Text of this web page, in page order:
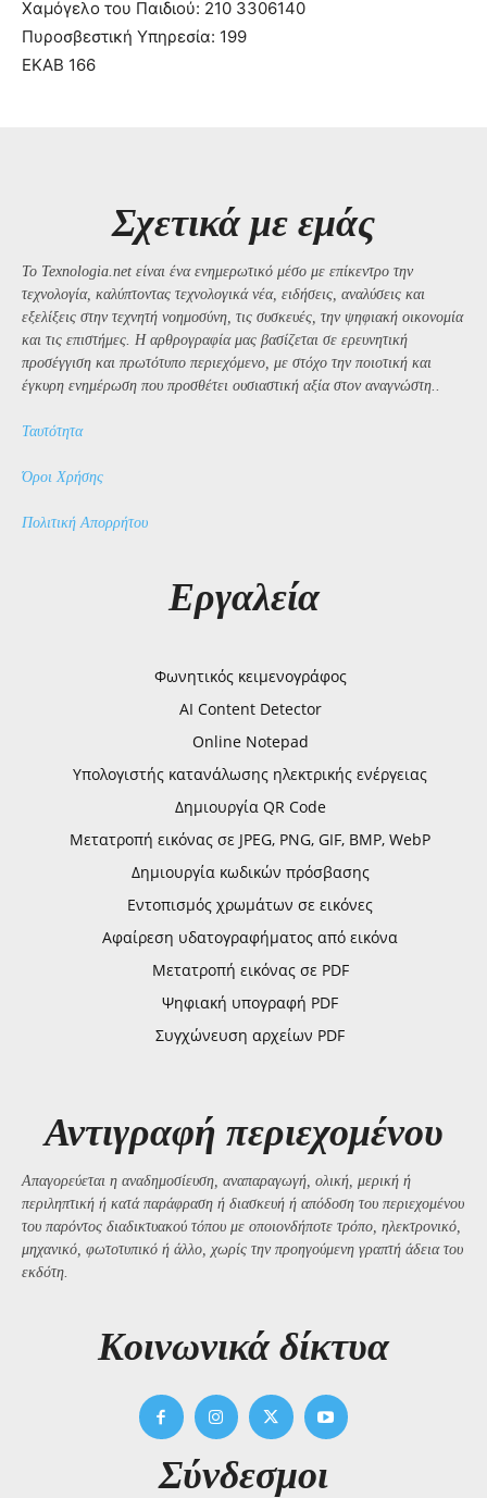
Χαμόγελο του Παιδιού: 210 3306140
Πυροσβεστική Υπηρεσία: 199
ΕΚΑΒ 166
Σχετικά με εμάς
Το Texnologia.net είναι ένα ενημερωτικό μέσο με επίκεντρο την
τεχνολογία, καλύπτοντας τεχνολογικά νέα, ειδήσεις, αναλύσεις και
εξελίξεις στην τεχνητή νοημοσύνη, τις συσκευές, την ψηφιακή οικονομία
και τις επιστήμες. Η αρθρογραφία μας βασίζεται σε ερευνητική
προσέγγιση και πρωτότυπο περιεχόμενο, με στόχο την ποιοτική και
έγκυρη ενημέρωση που προσθέτει ουσιαστική αξία στον αναγνώστη..
Ταυτότητα
Όροι Χρήσης
Πολιτική Απορρήτου
Εργαλεία
Φωνητικός κειμενογράφος
AI Content Detector
Online Notepad
Υπολογιστής κατανάλωσης ηλεκτρικής ενέργειας
Δημιουργία QR Code
Μετατροπή εικόνας σε JPEG, PNG, GIF, BMP, WebP
Δημιουργία κωδικών πρόσβασης
Εντοπισμός χρωμάτων σε εικόνες
Αφαίρεση υδατογραφήματος από εικόνα
Μετατροπή εικόνας σε PDF
Ψηφιακή υπογραφή PDF
Συγχώνευση αρχείων PDF
Αντιγραφή περιεχομένου
Απαγορεύεται η αναδημοσίευση, αναπαραγωγή, ολική, μερική ή
περιληπτική ή κατά παράφραση ή διασκευή ή απόδοση του περιεχομένου
του παρόντος διαδικτυακού τόπου με οποιονδήποτε τρόπο, ηλεκτρονικό,
μηχανικό, φωτοτυπικό ή άλλο, χωρίς την προηγούμενη γραπτή άδεια του
εκδότη.
Kοινωνικά δίκτυα
Σύνδεσμοι